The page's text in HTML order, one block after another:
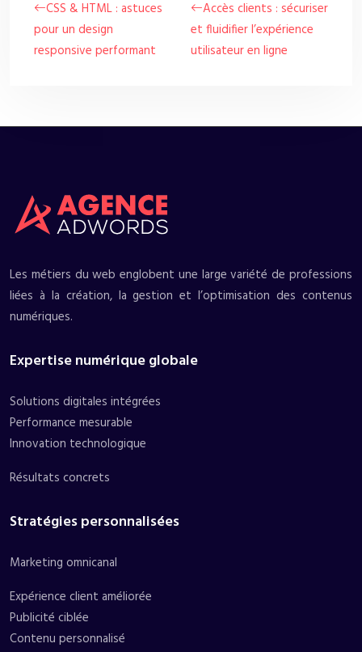
CSS & HTML : astuces
pour un design
responsive performant
Accès clients : sécuriser
et fluidifier l’expérience
utilisateur en ligne
Les métiers du web englobent une large variété de professions
liées à la création, la gestion et l’optimisation des contenus
numériques.
Expertise numérique globale
Solutions digitales intégrées
Performance mesurable
Innovation technologique
Résultats concrets
Stratégies personnalisées
Marketing omnicanal
Expérience client améliorée
Publicité ciblée
Contenu personnalisé